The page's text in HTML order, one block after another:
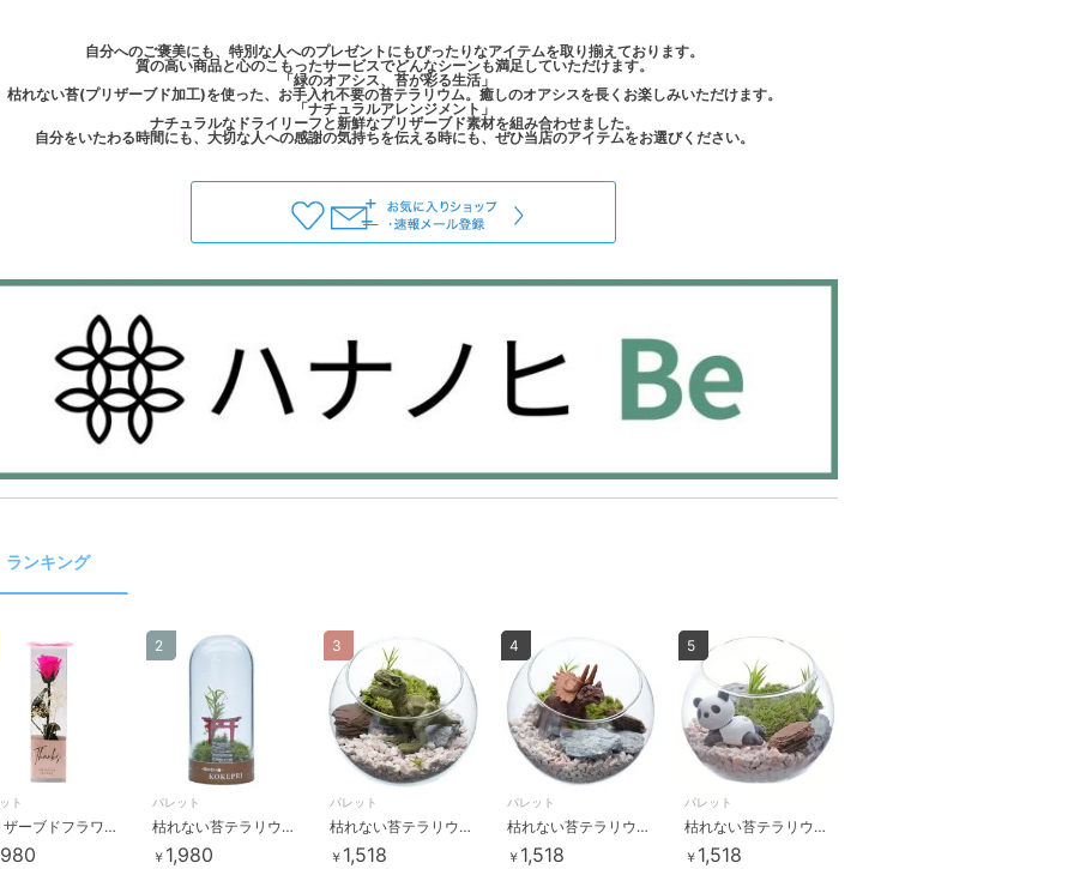
自分へのご褒美にも、特別な人へのプレゼントにもぴったりなアイテムを取り揃えております。
質の高い商品と心のこもったサービスでどんなシーンも満足していただけます。
「緑のオアシス、苔が彩る生活」
枯れない苔(プリザーブド加工)を使った、お手入れ不要の苔テラリウム。癒しのオアシスを長くお楽しみいただけます。
「ナチュラルアレンジメント」
ナチュラルなドライリーフと新鮮なプリザーブド素材を組み合わせました。
ランキング
ト
プリザーブドフラワー バラ１本クリアケース入り（スクエア）ブライトピンク
パレット
枯れない苔テラリウム 苔プリガラス鳥居タイプ
￥ 1,980
2
パレット
枯れない苔テラリウムキット ティラノサウルス
￥ 1,518
3
パレット
枯れない苔テラリウムキット トリケラトプス
￥ 1,518
4
パレット
枯れない苔テラリウムキット パンダ
￥ 1,518
5